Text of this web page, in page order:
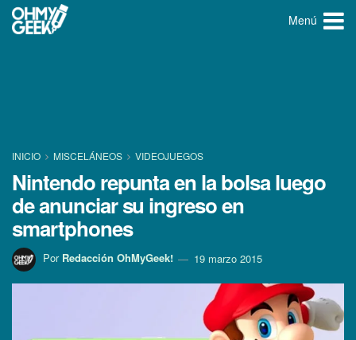
Menú
INICIO MISCELÁNEOS VIDEOJUEGOS
Nintendo repunta en la bolsa luego
de anunciar su ingreso en
smartphones
Por Redacción OhMyGeek! 19 marzo 2015